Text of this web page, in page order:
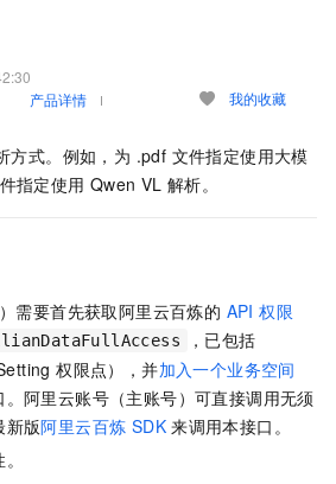
产品详情 我的收藏
方式。例如，为 .pdf 文件指定使用大模
指定使用 Qwen VL 解析。
需要首先获取阿里云百炼的 API 权限
，已包括
权限点），并加入一个业务空间
阿里云账号（主账号）可直接调用无须
新版阿里云百炼 SDK 来调用本接口。